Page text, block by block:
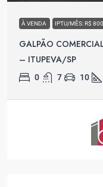
À VENDA IPTU/MÊS: R$
GALPÃO
– ITUPEVA/SP
0 7 10